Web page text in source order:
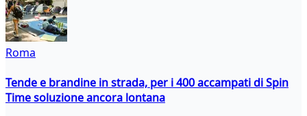
Roma
Tende e brandine in strada, per i 400 accampati di Spin
Time soluzione ancora lontana